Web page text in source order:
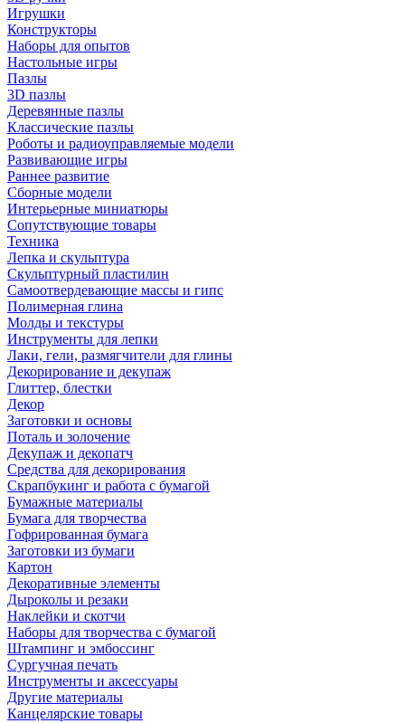
Игрушки
Конструкторы
Наборы для опытов
Настольные игры
Пазлы
3D пазлы
Деревянные пазлы
Классические пазлы
Роботы и радиоуправляемые модели
Развивающие игры
Раннее развитие
Сборные модели
Интерьерные миниатюры
Сопутствующие товары
Техника
Лепка и скульптура
Скульптурный пластилин
Самоотвердевающие массы и гипс
Полимерная глина
Молды и текстуры
Инструменты для лепки
Лаки, гели, размягчители для глины
Декорирование и декупаж
Глиттер, блестки
Декор
Заготовки и основы
Поталь и золочение
Декупаж и декопатч
Средства для декорирования
Скрапбукинг и работа с бумагой
Бумажные материалы
Бумага для творчества
Гофрированная бумага
Заготовки из бумаги
Картон
Декоративные элементы
Дыроколы и резаки
Наклейки и скотчи
Наборы для творчества с бумагой
Штампинг и эмбоссинг
Сургучная печать
Инструменты и аксессуары
Другие материалы
Канцелярские товары